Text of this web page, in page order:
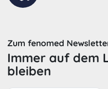
Zum fenomed
Immer auf dem
bleiben